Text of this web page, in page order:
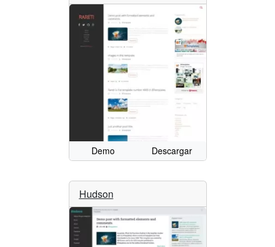
Demo Descargar
Hudson